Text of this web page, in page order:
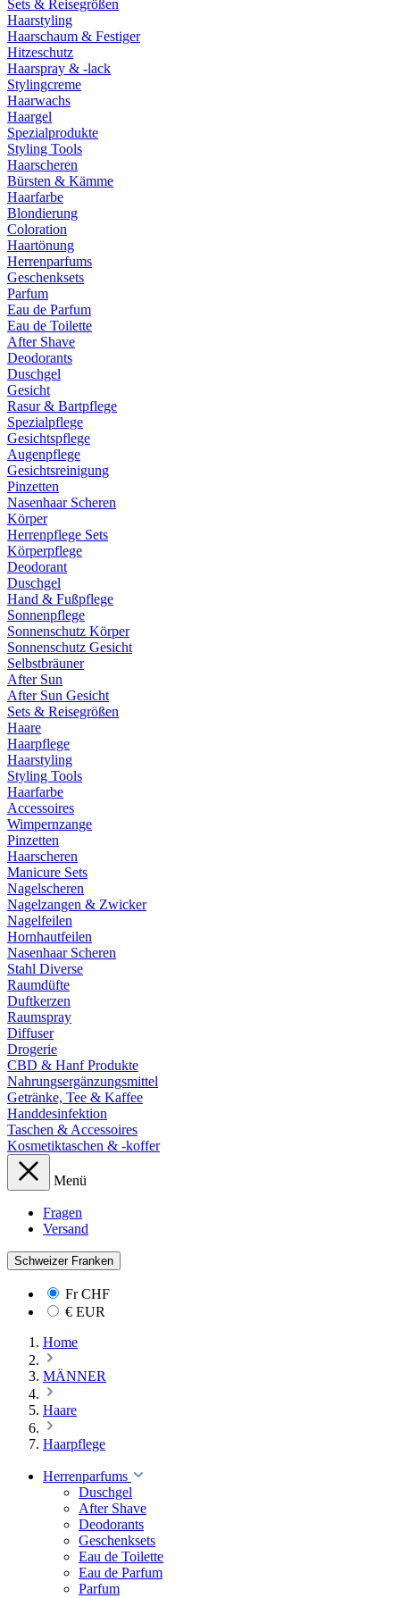
Sets & Reisegrößen
Haarstyling
Haarschaum & Festiger
Hitzeschutz
Haarspray & -lack
Stylingcreme
Haarwachs
Haargel
Spezialprodukte
Styling Tools
Haarscheren
Bürsten & Kämme
Haarfarbe
Blondierung
Coloration
Haartönung
Herrenparfums
Geschenksets
Parfum
Eau de Parfum
Eau de Toilette
After Shave
Deodorants
Duschgel
Gesicht
Rasur & Bartpflege
Spezialpflege
Gesichtspflege
Augenpflege
Gesichtsreinigung
Pinzetten
Nasenhaar Scheren
Körper
Herrenpflege Sets
Körperpflege
Deodorant
Duschgel
Hand & Fußpflege
Sonnenpflege
Sonnenschutz Körper
Sonnenschutz Gesicht
Selbstbräuner
After Sun
After Sun Gesicht
Sets & Reisegrößen
Haare
Haarpflege
Haarstyling
Styling Tools
Haarfarbe
Accessoires
Wimpernzange
Pinzetten
Haarscheren
Manicure Sets
Nagelscheren
Nagelzangen & Zwicker
Nagelfeilen
Hornhautfeilen
Nasenhaar Scheren
Stahl Diverse
Raumdüfte
Duftkerzen
Raumspray
Diffuser
Drogerie
CBD & Hanf Produkte
Nahrungsergänzungsmittel
Getränke, Tee & Kaffee
Handdesinfektion
Taschen & Accessoires
Kosmetiktaschen & -koffer
Menü
Fragen
Versand
Schweizer Franken
FrCHF
€ EUR
Home
MÄNNER
Haare
Haarpflege
Herrenparfums
Duschgel
After Shave
Deodorants
Geschenksets
Eau de Toilette
Eau de Parfum
Parfum